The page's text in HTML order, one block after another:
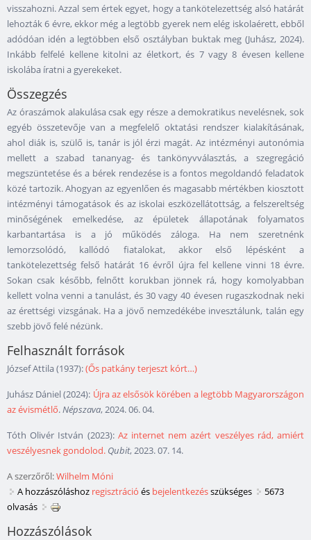
visszahozni. Azzal sem értek egyet, hogy a tankötelezettség alsó határát
lehozták 6 évre, ekkor még a legtöbb gyerek nem elég iskolaérett, ebből
adódóan idén a legtöbben első osztályban buktak meg (Juhász, 2024).
Inkább felfelé kellene kitolni az életkort, és 7 vagy 8 évesen kellene
iskolába íratni a gyerekeket.
Összegzés
Az óraszámok alakulása csak egy része a demokratikus nevelésnek, sok
egyéb összetevője van a megfelelő oktatási rendszer kialakításának,
ahol diák is, szülő is, tanár is jól érzi magát. Az intézményi autonómia
mellett a szabad tananyag- és tankönyvválasztás, a szegregáció
megszüntetése és a bérek rendezése is a fontos megoldandó feladatok
közé tartozik. Ahogyan az egyenlően és magasabb mértékben kiosztott
intézményi támogatások és az iskolai eszközellátottság, a felszereltség
minőségének emelkedése, az épületek állapotának folyamatos
karbantartása is a jó működés záloga. Ha nem szeretnénk
lemorzsolódó, kallódó fiatalokat, akkor első lépésként a
tankötelezettség felső határát 16 évről újra fel kellene vinni 18 évre.
Sokan csak később, felnőtt korukban jönnek rá, hogy komolyabban
kellett volna venni a tanulást, és 30 vagy 40 évesen rugaszkodnak neki
az érettségi vizsgának. Ha a jövő nemzedékébe invesztálunk, talán egy
szebb jövő felé nézünk.
Felhasznált források
József Attila (1937):(Ős patkány terjeszt kórt…)
Juhász Dániel (2024): Újra az elsősök körében a legtöbb Magyarországon
az évismétlő.Népszava, 2024. 06. 04.
Tóth Olivér István (2023): Az internet nem azért veszélyes rád, amiért
veszélyesnek gondolod. Qubit, 2023. 07. 14.
A szerzőről:Wilhelm Móni
A hozzászóláshoz regisztráció és bejelentkezésszükséges
5673
olvasás
Hozzászólások